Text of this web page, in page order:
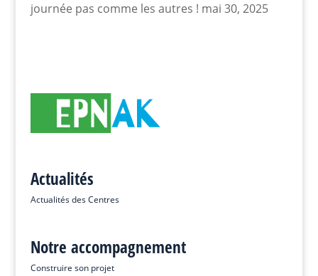
journée pas comme les autres ! mai 30, 2025
Actualités
Actualités des Centres
Notre accompagnement
Construire son projet